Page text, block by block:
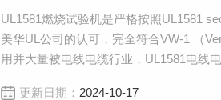
UL1581燃烧试验机是严格按照UL1581
美华UL公司的认可，完全符合VW-1 （
用并大量被电线电缆行业，UL1581电线
更新日期： 2024-10-17